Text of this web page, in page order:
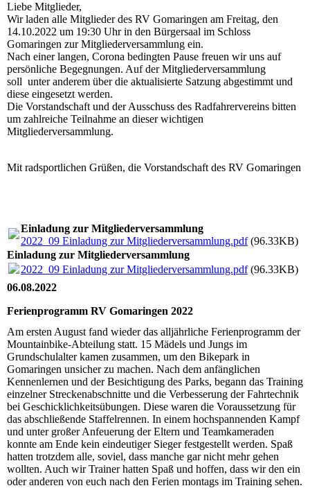
Liebe Mitglieder,
Wir laden alle Mitglieder des RV Gomaringen am Freitag, den
14.10.2022 um 19:30 Uhr in den Bürgersaal im Schloss
Gomaringen zur Mitgliederversammlung ein.
Nach einer langen, Corona bedingten Pause freuen wir uns auf
persönliche Begegnungen. Auf der Mitgliederversammlung
soll unter anderem über die aktualisierte Satzung abgestimmt und
diese eingesetzt werden.
Die Vorstandschaft und der Ausschuss des Radfahrervereins bitten
um zahlreiche Teilnahme an dieser wichtigen
Mitgliederversammlung.
Mit radsportlichen Grüßen, die Vorstandschaft des RV Gomaringen
Einladung zur Mitgliederversammlung
2022_09 Einladung zur Mitgliederversammlung.pdf(96.33KB)
Einladung zur Mitgliederversammlung
2022_09 Einladung zur Mitgliederversammlung.pdf(96.33KB)
06.08.2022
Ferienprogramm RV Gomaringen 2022
Am ersten August fand wieder das alljährliche Ferienprogramm der
Mountainbike-Abteilung statt. 15 Mädels und Jungs im
Grundschulalter kamen zusammen, um den Bikepark in
Gomaringen unsicher zu machen. Nach dem anfänglichen
Kennenlernen und der Besichtigung des Parks, begann das Training
einzelner Streckenabschnitte und die Verbesserung der Fahrtechnik
bei Geschicklichkeitsübungen. Diese waren die Voraussetzung für
das abschließende Staffelrennen. In einem hochspannenden Kampf
und unter großer Anfeuerung der Eltern und Teamkameraden
konnte am Ende kein eindeutiger Sieger festgestellt werden. Spaß
hatten trotzdem alle, soviel, dass manche gar nicht mehr gehen
wollten. Auch wir Trainer hatten Spaß und hoffen, dass wir den ein
oder anderen von euch nach den Ferien montags im Training sehen.